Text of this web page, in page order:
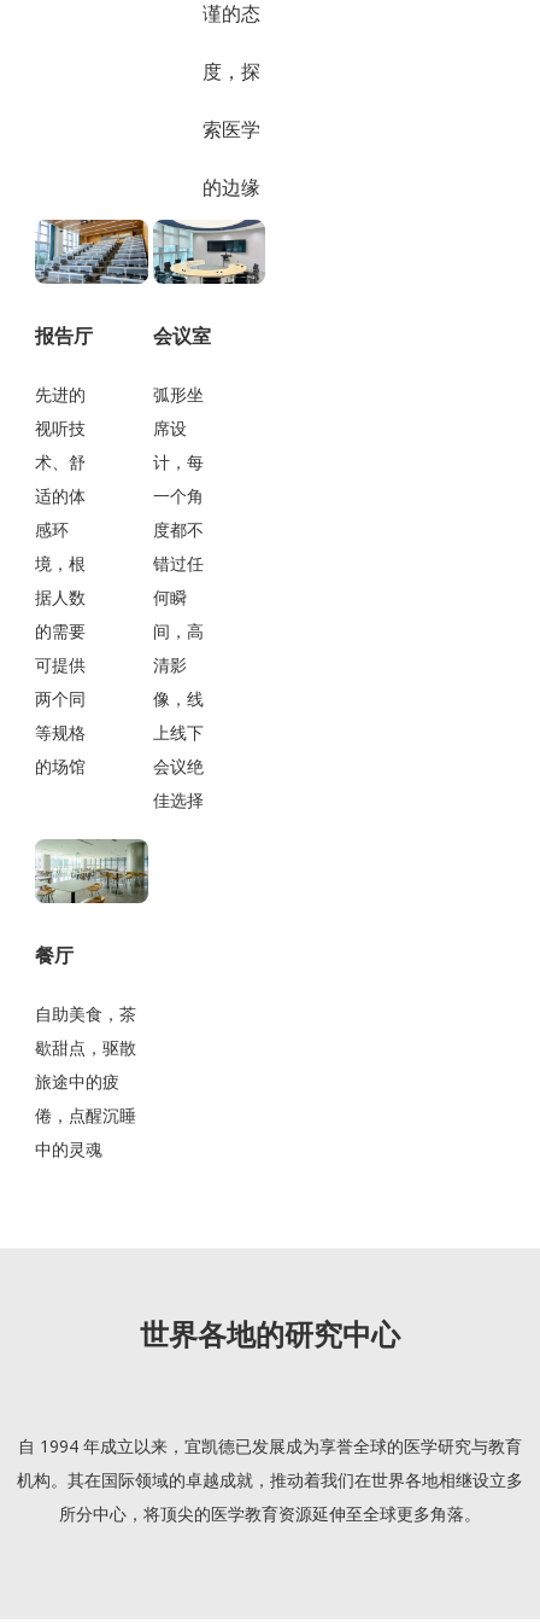
谨的态
度，探
索医学
的边缘
报告厅
先进的
视听技
术、舒
适的体
感环
境，根
据人数
的需要
可提供
两个同
等规格
的场馆
会议室
弧形坐
席设
计，每
一个角
度都不
错过任
何瞬
间，高
清影
像，线
上线下
会议绝
佳选择
餐厅
自助美食，茶
歇甜点，驱散
旅途中的疲
倦，点醒沉睡
中的灵魂
世界各地的研究中心
自 1994 年成立以来，宜凯德已发展成为享誉全球的医学研究与教育
机构。其在国际领域的卓越成就，推动着我们在世界各地相继设立多
所分中心，将顶尖的医学教育资源延伸至全球更多角落。